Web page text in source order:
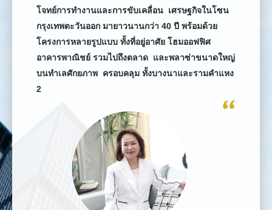
โจทย์การทำงานและการขับเคลื่อน เศรษฐกิจในโซน
กรุงเทพตะวันออก มายาวนานกว่า 40 ปี พร้อมด้วย
โครงการหลายรูปแบบ ทั้งที่อยู่อาศัย โฮมออฟฟิศ
อาคารพาณิชย์ รวมไปถึงตลาด และพลาซ่าขนาดใหญ่
บนทำเลศักยภาพ ครอบคลุม ทั้งบางนาและรามคำแหง
2